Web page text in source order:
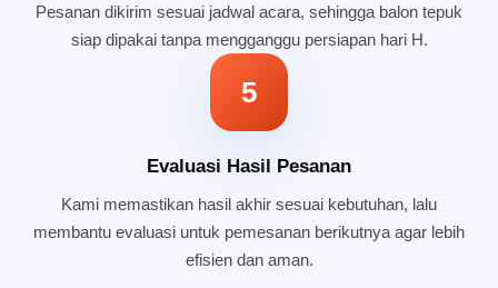
Pesanan dikirim sesuai jadwal acara, sehingga balon tepuk
siap dipakai tanpa mengganggu persiapan hari H.
5
Evaluasi Hasil Pesanan
Kami memastikan hasil akhir sesuai kebutuhan, lalu
membantu evaluasi untuk pemesanan berikutnya agar lebih
efisien dan aman.